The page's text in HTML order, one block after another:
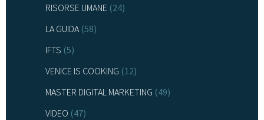
RISORSE UMANE (24)
LA GUIDA(58)
IFTS (5)
VENICE IS COOKING (12)
MASTER DIGITAL MARKETING (49)
VIDEO (47)